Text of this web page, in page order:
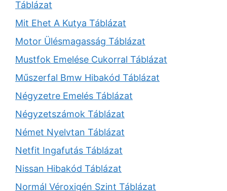
Táblázat
Mit Ehet A Kutya Táblázat
Motor Ülésmagasság Táblázat
Mustfok Emelése Cukorral Táblázat
Műszerfal Bmw Hibakód Táblázat
Négyzetre Emelés Táblázat
Négyzetszámok Táblázat
Német Nyelvtan Táblázat
Netfit Ingafutás Táblázat
Nissan Hibakód Táblázat
Normál Véroxigén Szint Táblázat